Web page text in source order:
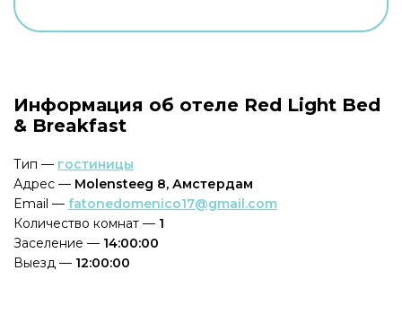
Информация об отеле Red Light Bed
& Breakfast
Тип — гостиницы
Адрес — Molensteeg 8, Амстердам
Email — fatonedomenico17@gmail.com
Количество комнат — 1
Заселение — 14:00:00
Выезд — 12:00:00